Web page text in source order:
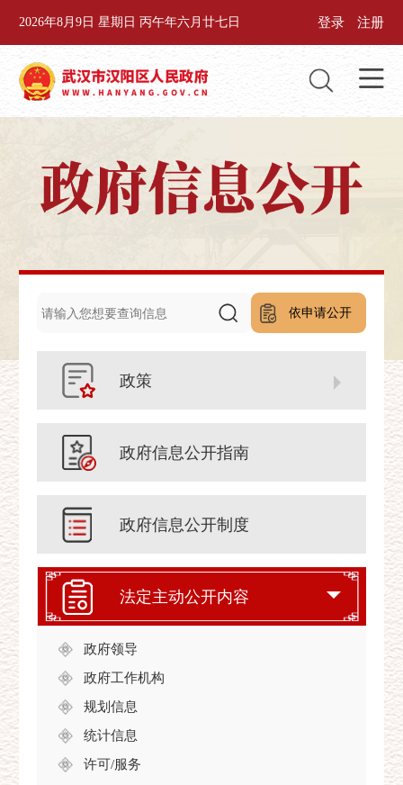
2026年8月9日 星期日 丙午年六月廿七日 登录 注册
依申请公开
政策
政府信息公开指南
政府信息公开制度
法定主动公开内容
政府领导
政府工作机构
规划信息
统计信息
许可/服务